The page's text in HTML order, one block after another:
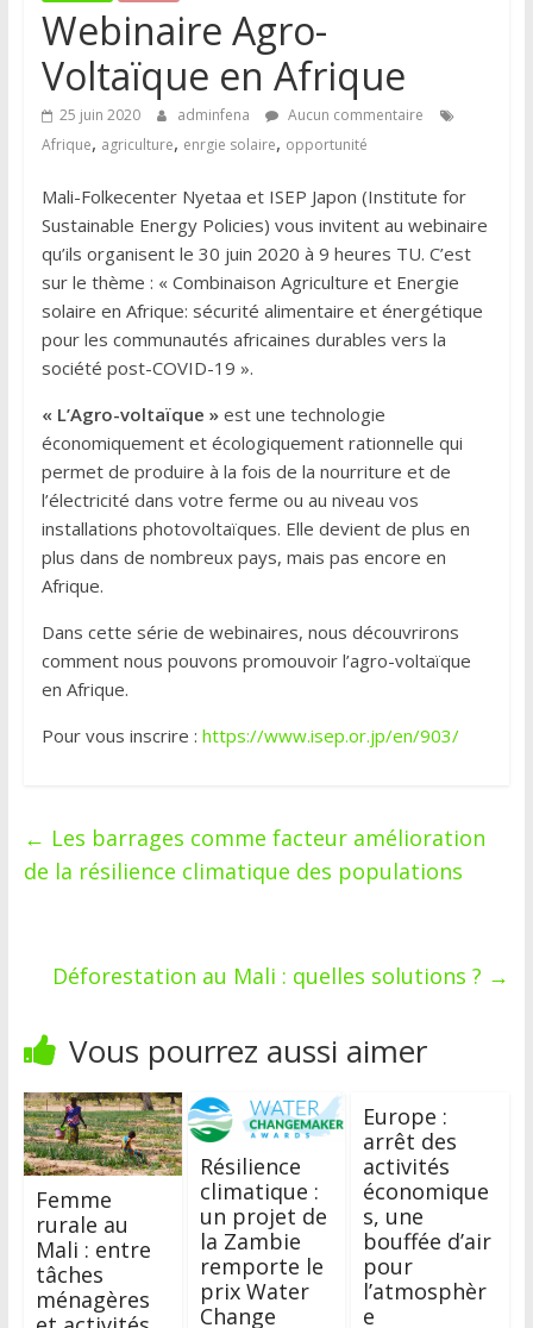
Webinaire Agro-
Voltaïque en Afrique
25 juin 2020 adminfena
Aucun commentaire
Afrique, agriculture, enrgie solaire, opportunité
Mali-Folkecenter Nyetaa et ISEP Japon (Institute for
Sustainable Energy Policies) vous invitent au webinaire
qu’ils organisent le 30 juin 2020 à 9 heures TU. C’est
sur le thème : « Combinaison Agriculture et Energie
solaire en Afrique: sécurité alimentaire et énergétique
pour les communautés africaines durables vers la
société post-COVID-19 ».
« L’Agro-voltaïque »est une technologie
économiquement et écologiquement rationnelle qui
permet de produire à la fois de la nourriture et de
l’électricité dans votre ferme ou au niveau vos
installations photovoltaïques. Elle devient de plus en
plus dans de nombreux pays, mais pas encore en
Afrique.
Dans cette série de webinaires, nous découvrirons
comment nous pouvons promouvoir l’agro-voltaïque
en Afrique.
Pour vous inscrire : https://www.isep.or.jp/en/903/
← Les barrages comme facteur amélioration
de la résilience climatique des populations
Déforestation au Mali : quelles solutions ? →
Vous pourrez aussi aimer
Femme
rurale au
Mali : entre
tâches
ménagères
Résilience
climatique :
un projet de
la Zambie
remporte le
prix Water
Change
Europe :
arrêt des
activités
économique
s, une
bouffée d’air
pour
l’atmosphèr
e